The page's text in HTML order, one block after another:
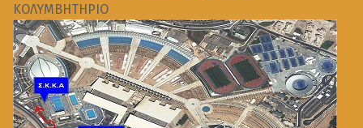
ΚΟΛΥΜΒΗΤΗΡΙΟ